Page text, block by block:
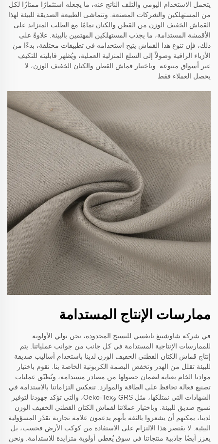
يتحمل الاستخدام اليومي والتلف الناتج عنه، ما يجعله استثمارًا ممتازًا لكل
من المستهلكين والشركات المصنعة. وتتماشى الطبيعة الصديقة للبيئة لهذا
القماش الخفيف الوزن من القطن والكتان تمامًا مع الطلب المتزايد على
الأقمشة المستدامة، ما يجذب المستهلكين المهتمين بالبيئة. علاوةً على
ذلك، فإن تنوع هذا القماش يتيح استخدامه في تطبيقات مختلفة، بدءًا من
الأزياء الراقية وصولاً إلى السلع المنزلية العملية، ويُظهر قابليته للتكيف
عبر أسواق متنوعة. وباختيار قماش القطن والكتان الخفيف الوزن، لا
يحصل العملاء فقط
ممارسات الإنتاج المستدامة
في شركة شاوشينغ تانغسي للنسيج المحدودة، نحن نولي الأولوية
للممارسات الإنتاجية المستدامة في كل جانب من جوانب عملياتنا. يتم
إنتاج قماش الكتان القطني الخفيف الوزن لدينا باستخدام أساليب صديقة
للبيئة تقلل من الهدر وتخفض البصمة الكربونية الخاصة بنا. نقوم باختيار
موادنا الخام بعناية لضمان حصولها من مصادر مستدامة، ونُطبّق عمليات
تصنيع فعالة تحافظ على الطاقة والموارد. تنعكس التزاماتنا بالاستدامة في
الشهادات التي نمتلكها، مثل GRS وOeko-Tex، والتي تؤكد جهودنا لتوفير
نسيج صديق للبيئة. وباختيار عملائنا لقماش الكتان القطني الخفيف الوزن
لدينا، يمكنهم أن يشعروا بالثقة بأنهم يدعمون علامة تجارية تقدّر المسؤولية
البيئية. لا يقتصر هذا الالتزام على الاستفادة من كوكب الأرض فحسب، بل
يعزز أيضًا جاذبية منتجاتنا في سوق يُعطي أولوية متزايدة للاستدامة. ونحن